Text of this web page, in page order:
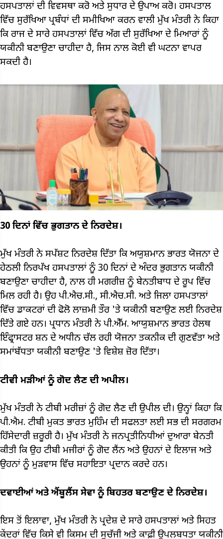
ਹਸਪਤਾਲਾਂ ਦੀ ਵਿਵਸਥਾ ਕਰੋ ਅਤੇ ਸੁਧਾਰ ਦੇ ਉਪਾਅ ਕਰੋ। ਹਸਪਤਾਲ
ਵਿੱਚ ਸੁਰੱਖਿਆ ਪ੍ਰਬੰਧਾਂ ਦੀ ਸਮੀਖਿਆ ਕਰਨ ਵਾਲੀ ਮੁੱਖ ਮੰਤਰੀ ਨੇ ਕਿਹਾ
ਕਿ ਰਾਜ ਦੇ ਸਾਰੇ ਹਸਪਤਾਲਾਂ ਵਿੱਚ ਅੱਗ ਦੀ ਸੁਰੱਖਿਆ ਦੇ ਮਿਆਰਾਂ ਨੂੰ
ਯਕੀਨੀ ਬਣਾਉਣਾ ਚਾਹੀਦਾ ਹੈ, ਜਿਸ ਨਾਲ ਕੋਈ ਵੀ ਘਟਨਾ ਵਾਪਰ
ਸਕਦੀ ਹੈ।
30 ਦਿਨਾਂ ਵਿੱਚ ਭੁਗਤਾਨ ਦੇ ਨਿਰਦੇਸ਼।
ਮੁੱਖ ਮੰਤਰੀ ਨੇ ਸਪੱਸ਼ਟ ਨਿਰਦੇਸ਼ ਦਿੱਤਾ ਕਿ ਅਯੁਸ਼ਮਾਨ ਭਾਰਤ ਯੋਜਨਾ ਦੇ
ਹੇਠਲੀ ਨਿਰਪੱਖ ਹਸਪਤਾਲਾਂ ਨੂੰ 30 ਦਿਨਾਂ ਦੇ ਅੰਦਰ ਭੁਗਤਾਨ ਯਕੀਨੀ
ਬਣਾਉਣਾ ਚਾਹੀਦਾ ਹੈ, ਨਾਲ ਹੀ ਮਗਰੀਜ਼ ਨੂੰ ਬੇਨਤੀਬਾਧ ਦੇ ਰੂਪ ਵਿੱਚ
ਮਿਲ ਰਹੀ ਹੈ। ਉਹ ਪੀ.ਐਚ.ਸੀ., ਸੀ.ਐਚ.ਸੀ. ਅਤੇ ਜਿਲਾ ਹਸਪਤਾਲਾਂ
ਵਿੱਚ ਡਾਕਟਰਾਂ ਦੀ ਫੋਲੋ ਲਾਜ਼ਮੀ ਤੌਰ 'ਤੇ ਯਕੀਨੀ ਬਣਾਉਣ ਲਈ ਨਿਰਦੇਸ਼
ਦਿੱਤੇ ਗਏ ਹਨ। ਪ੍ਰਧਾਨ ਮੰਤਰੀ ਨੇ ਪੀ.ਐੱਮ. ਆਯੁਸ਼ਮਾਨ ਭਾਰਤ ਹੇਲਥ
ਇੰਫ੍ਰਾਸਟਰ ਸ਼ਨ ਦੇ ਅਧੀਨ ਚੱਲ ਰਹੀ ਯੋਜਨਾ ਤਕਨੀਕ ਦੀ ਗੁਣਵੱਤਾ ਅਤੇ
ਸਮਾਂਬੱਧਤਾ ਯਕੀਨੀ ਬਣਾਉਣ 'ਤੇ ਵਿਸ਼ੇਸ਼ ਜ਼ੋਰ ਦਿੱਤਾ।
ਟੀਵੀ ਮੜੀਆਂ ਨੂੰ ਗੋਦ ਲੈਣ ਦੀ ਅਪੀਲ।
ਮੁੱਖ ਮੰਤਰੀ ਨੇ ਟੀਬੀ ਮਰੀਜ਼ਾਂ ਨੂੰ ਗੋਦ ਲੈਣ ਦੀ ਉਪੀਲ ਦੀ। ਉਨ੍ਹਾਂ ਕਿਹਾ ਕਿ
ਪੀ.ਐਮ. ਟੀਬੀ ਮੁਕਤ ਭਾਰਤ ਮੁਹਿੰਮ ਦੀ ਸਫਲਤਾ ਲਈ ਸਭ ਦੀ ਸਰਗਰਮ
ਹਿੱਸੇਦਾਰੀ ਜ਼ਰੂਰੀ ਹੈ। ਮੁੱਖ ਮੰਤਰੀ ਨੇ ਜਨਪ੍ਰਤੀਨਿਧੀਆਂ ਦੁਆਰਾ ਬੇਨਤੀ
ਕੀਤੀ ਕਿ ਉਹ ਟੀਬੀ ਮਜੀਰਾਂ ਨੂੰ ਗੋਦ ਲੈਂਨ ਅਤੇ ਉਹਨਾਂ ਦੇ ਇਲਾਜ ਅਤੇ
ਉਹਨਾਂ ਨੂੰ ਮੁੜਵਾਸ ਵਿੱਚ ਸਹਾਇਤਾ ਪ੍ਰਦਾਨ ਕਰਦੇ ਹਨ।
ਦਵਾਈਆਂ ਅਤੇ ਐਂਬੂਲੈਂਸ ਸੇਵਾ ਨੂੰ ਬਿਹਤਰ ਬਣਾਉਣ ਦੇ ਨਿਰਦੇਸ਼।
ਇਸ ਤੋਂ ਇਲਾਵਾ, ਮੁੱਖ ਮੰਤਰੀ ਨੇ ਪ੍ਰਦੇਸ਼ ਦੇ ਸਾਰੇ ਹਸਪਤਾਲਾਂ ਅਤੇ ਸਿਹਤ
ਕੇਂਦਰਾਂ ਵਿੱਚ ਕਿਸੇ ਵੀ ਕਿਸਮ ਦੀ ਸੁਚੱਜੀ ਅਤੇ ਕਾਫ਼ੀ ਉਪਲਬਧਤਾ ਯਕੀਨੀ